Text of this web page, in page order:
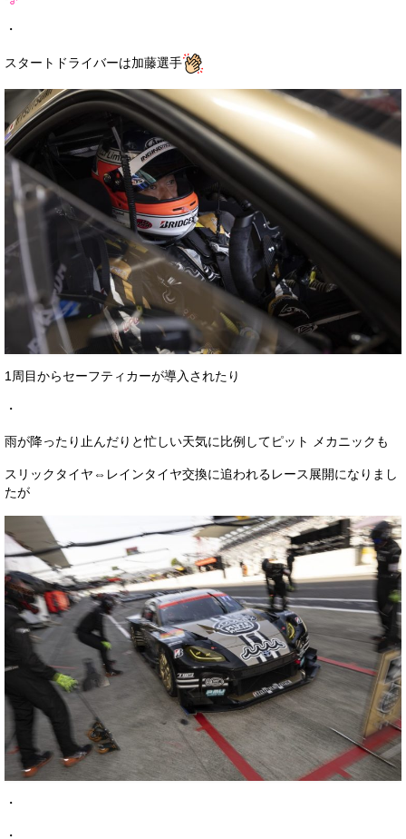
・
スタートドライバーは加藤選手
1周目からセーフティカーが導入されたり
・
雨が降ったり止んだりと忙しい天気に比例してピット メカニックも
スリックタイヤ⇔レインタイヤ交換に追われるレース展開になりまし
たが
・
・